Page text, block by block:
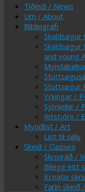
Skip
content
Tíðindi / News
Um / About
Bibliografi
Skaldsøgur
and young
Stuttsøgur
Yrkingar /
Sjónleikir /
Ritstjórn /
Myndlist / Art
List til sølu
Skeið / Classes
Skriviráð /
Bílegg eitt
Kreativ
Farin skeið /